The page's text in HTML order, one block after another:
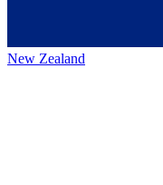
New Zealand